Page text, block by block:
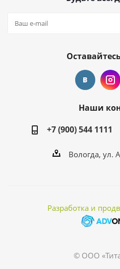
Наши
+7 (900) 544 1111
Вологда, ул.
Разработка и
© ООО